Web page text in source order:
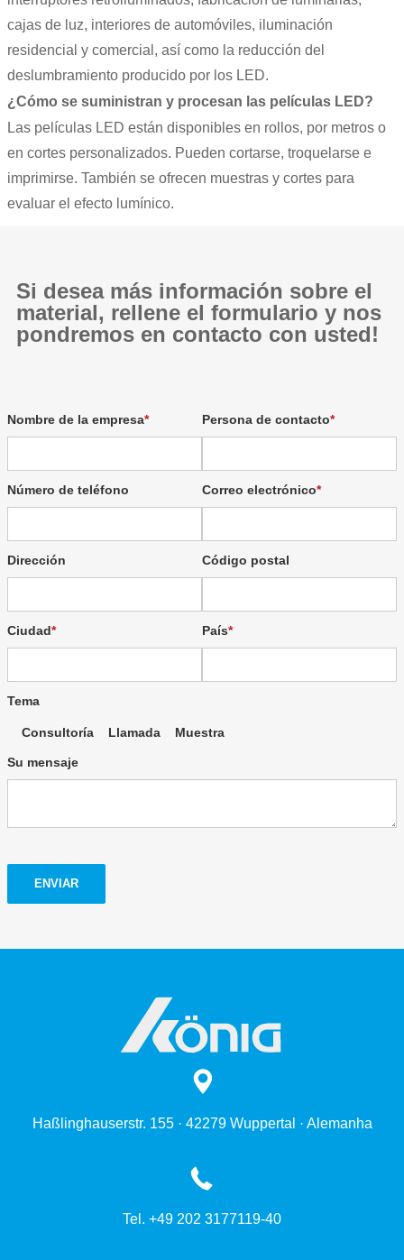
cajas de luz, interiores de automóviles, iluminación
residencial y comercial, así como la reducción del
deslumbramiento producido por los LED.
¿Cómo se suministran y procesan las películas LED?
Las películas LED están disponibles en rollos, por metros o
en cortes personalizados. Pueden cortarse, troquelarse e
imprimirse. También se ofrecen muestras y cortes para
evaluar el efecto lumínico.
Si desea más información sobre el
material, rellene el formulario y nos
pondremos en contacto con usted!
Nombre de la empresa Persona de contacto
Número de teléfono Correo electrónico
Dirección Código postal
Ciudad País
Tema
Consultoría Llamada Muestra
Su mensaje
ENVIAR
Haßlinghauserstr. 155 · 42279 Wuppertal · Alemanha
Tel. +49 202 3177119-40